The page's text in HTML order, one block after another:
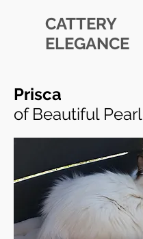
CATTERY
ELEGANCE
Prisca
of Beautiful Pearl